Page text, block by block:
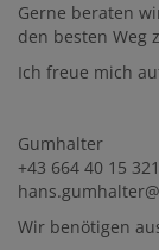
Gerne beraten
den besten Weg
Ich freue mich
Gumhalter
+43 664 40 15 321
Wir benötigen